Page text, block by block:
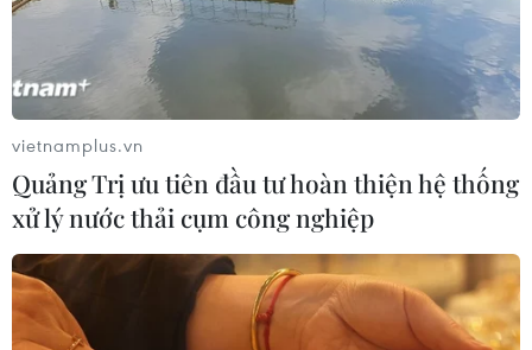
06/09/2019 12:01
Giai đoạn II của dự án sẽ tiếp tục cải thiện chất lượng
dịch vụ tin nhắn SMS, đảm bảo 100% khách hàng có
đăng ký điện thoại với ngân hàng nhận và hiểu các tin
nhắn và có thể phản hồi cho nhà băng.
vietnamplus.vn
Quảng Trị ưu tiên đầu tư hoàn thiện hệ thống
xử lý nước thải cụm công nghiệp